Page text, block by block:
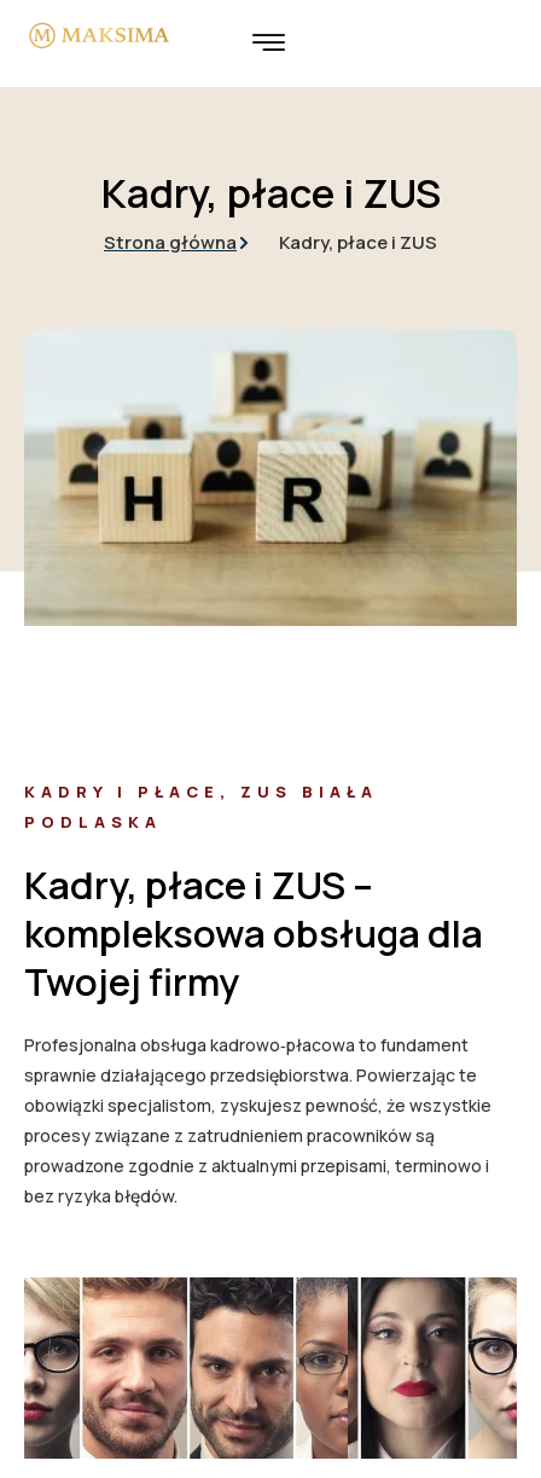
Kadry, płace i ZUS
Strona główna Kadry, płace i ZUS
KADRY I PŁACE, ZUS BIAŁA
PODLASKA
Kadry, płace i ZUS –
kompleksowa obsługa dla
Twojej firmy
Profesjonalna obsługa kadrowo‑płacowa to fundament
sprawnie działającego przedsiębiorstwa. Powierzając te
obowiązki specjalistom, zyskujesz pewność, że wszystkie
procesy związane z zatrudnieniem pracowników są
prowadzone zgodnie z aktualnymi przepisami, terminowo i
bez ryzyka błędów.